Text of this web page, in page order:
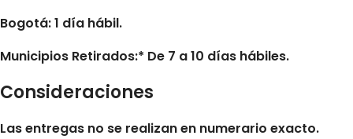
Bogotá: 1 día hábil.
Municipios Retirados:* De 7 a 10 días hábiles.
Consideraciones
Las entregas no se realizan en numerario exacto.